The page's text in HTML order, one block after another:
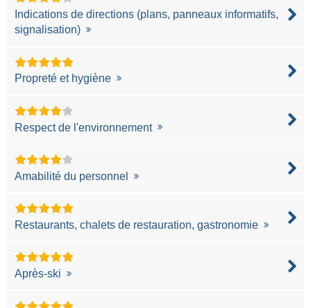
Indications de directions (plans, panneaux informatifs,
signalisation)
Propreté et hygiène
Respect de l'environnement
Amabilité du personnel
Restaurants, chalets de restauration, gastronomie
Après-ski